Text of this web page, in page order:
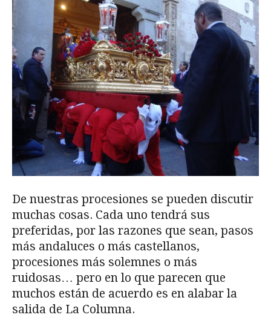
De nuestras procesiones se pueden discutir
muchas cosas. Cada uno tendrá sus
preferidas, por las razones que sean, pasos
más andaluces o más castellanos,
procesiones más solemnes o más
ruidosas… pero en lo que parecen que
muchos están de acuerdo es en alabar la
salida de La Columna.